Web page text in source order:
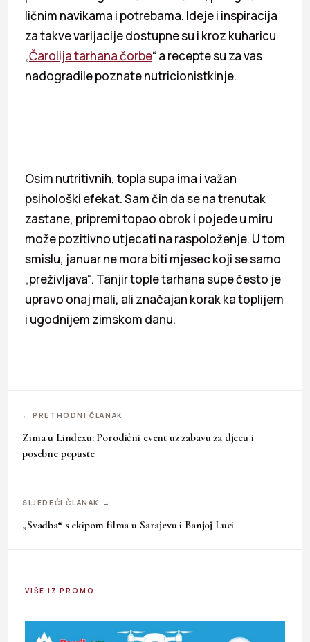
ličnim navikama i potrebama. Ideje i inspiracija
za takve varijacije dostupne su i kroz kuharicu
„Čarolija tarhana čorbe“ a recepte su za vas
nadogradile poznate nutricionistkinje.
Osim nutritivnih, topla supa ima i važan
psihološki efekat. Sam čin da se na trenutak
zastane, pripremi topao obrok i pojede u miru
može pozitivno utjecati na raspoloženje. U tom
smislu, januar ne mora biti mjesec koji se samo
„preživljava“. Tanjir tople tarhana supe često je
upravo onaj mali, ali značajan korak ka toplijem
i ugodnijem zimskom danu.
← PRETHODNI ČLANAK
Zima u Lindexu: Porodični event uz zabavu za djecu i
posebne popuste
SLJEDEĆI ČLANAK →
„Svadba“ s ekipom filma u Sarajevu i Banjoj Luci
VIŠE IZ PROMO